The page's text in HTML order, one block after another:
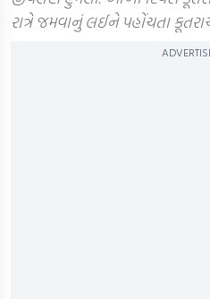
રાત્રે જમવાનું લઈને પહોંચતા